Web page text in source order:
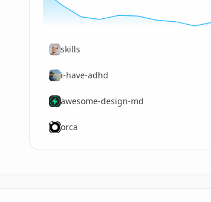
skills
i-have-adhd
awesome-design-md
orca